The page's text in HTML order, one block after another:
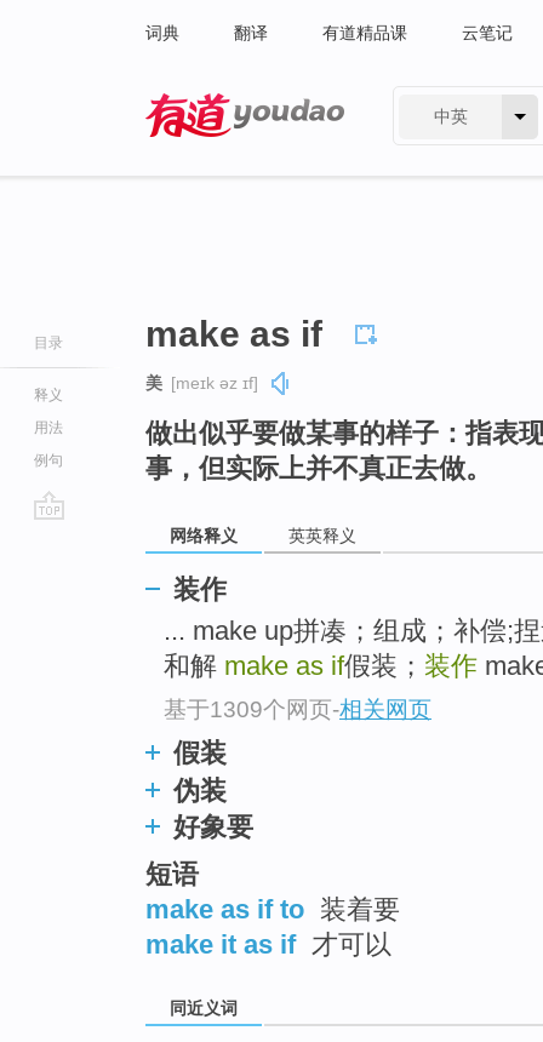
词典 翻译 有道精品课 云笔记
中英
目录
释义
用法
例句
make as if
美 [meɪk əz ɪf]
做出似乎要做某事的样子：指表
事，但实际上并不真正去做。
网络释义 英英释义
装作
... make up拼凑；组成；补偿;
和解 make as if假装； 装作
基于1309个网页-相关网页
假装
伪装
好象要
短语
make as if to 装着要
make it as if 才可以
同近义词